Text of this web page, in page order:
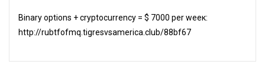
Binаrу optiоns + crуptосurrеncу = $ 7000 per wеек:
http://rubtfofmq.tigresvsamerica.club/88bf67